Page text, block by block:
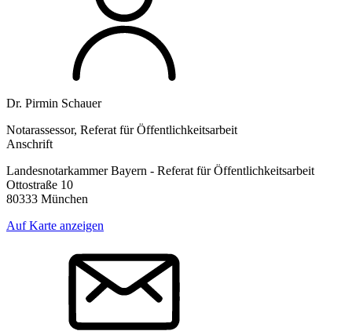
Dr. Pirmin Schauer
Notarassessor, Referat für Öffentlichkeitsarbeit
Anschrift
Landesnotarkammer Bayern - Referat für Öffentlichkeitsarbeit
Ottostraße 10
80333 München
Auf Karte anzeigen